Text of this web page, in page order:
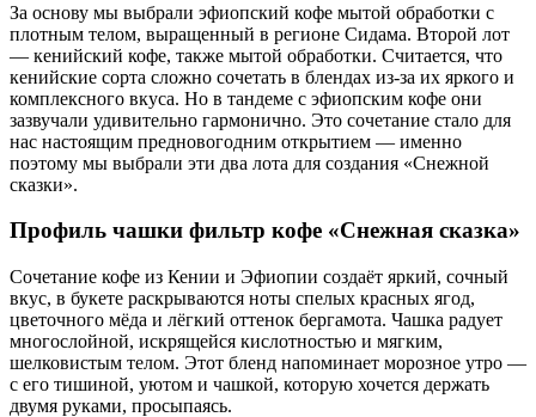
За основу мы выбрали эфиопский кофе мытой обработки с
плотным телом, выращенный в регионе Сидама. Второй лот
— кенийский кофе, также мытой обработки. Считается, что
кенийские сорта сложно сочетать в блендах из-за их яркого и
комплексного вкуса. Но в тандеме с эфиопским кофе они
зазвучали удивительно гармонично. Это сочетание стало для
нас настоящим предновогодним открытием — именно
поэтому мы выбрали эти два лота для создания «Снежной
сказки».
Профиль чашки фильтр кофе «Снежная сказка»
Сочетание кофе из Кении и Эфиопии создаёт яркий, сочный
вкус, в букете раскрываются ноты спелых красных ягод,
цветочного мёда и лёгкий оттенок бергамота. Чашка радует
многослойной, искрящейся кислотностью и мягким,
шелковистым телом. Этот бленд напоминает морозное утро —
с его тишиной, уютом и чашкой, которую хочется держать
двумя руками, просыпаясь.